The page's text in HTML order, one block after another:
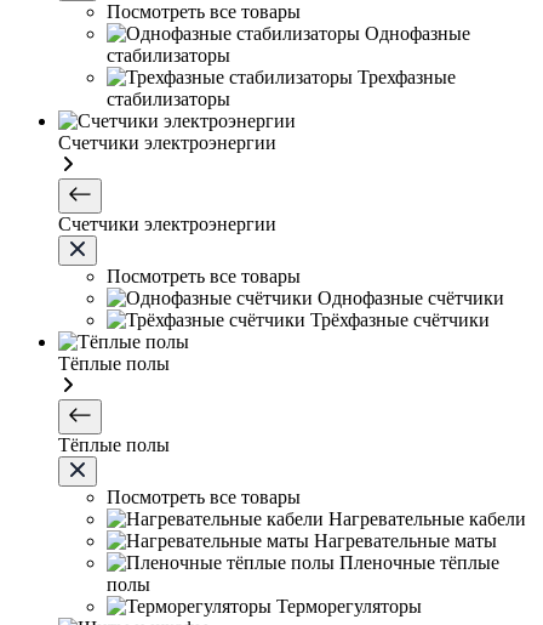
Посмотреть все товары
Однофазные
стабилизаторы
Трехфазные
стабилизаторы
Счетчики электроэнергии
Счетчики электроэнергии
Посмотреть все товары
Однофазные счётчики
Трёхфазные счётчики
Тёплые полы
Тёплые полы
Посмотреть все товары
Нагревательные кабели
Нагревательные маты
Пленочные тёплые
полы
Терморегуляторы